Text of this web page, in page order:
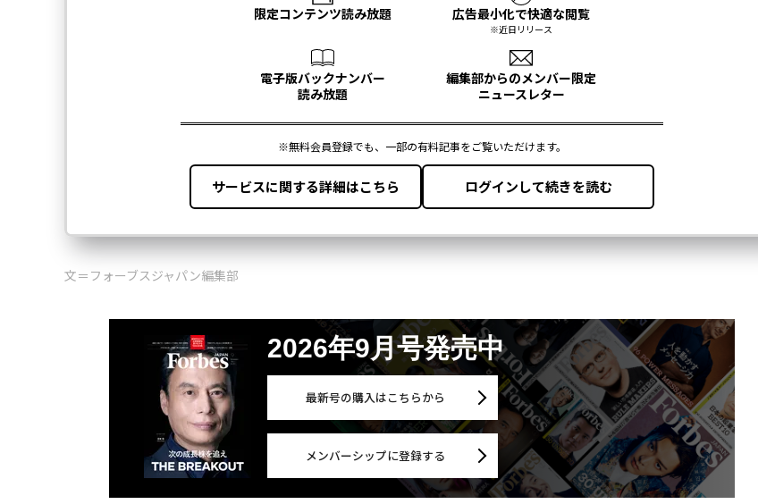
文＝フォーブスジャパン編集部
2026年9月号発売中
最新号の購入はこちらから
メンバーシップに登録する